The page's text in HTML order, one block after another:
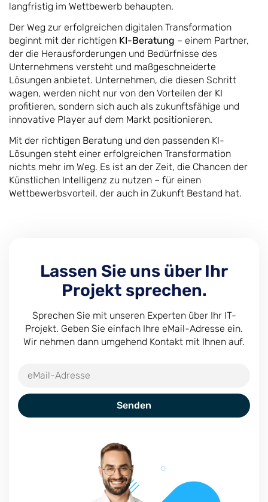
langfristig im Wettbewerb behaupten.
Der Weg zur erfolgreichen digitalen Transformation
beginnt mit der richtigen KI-Beratung – einem Partner,
der die Herausforderungen und Bedürfnisse des
Unternehmens versteht und maßgeschneiderte
Lösungen anbietet. Unternehmen, die diesen Schritt
wagen, werden nicht nur von den Vorteilen der KI
profitieren, sondern sich auch als zukunftsfähige und
innovative Player auf dem Markt positionieren.
Mit der richtigen Beratung und den passenden KI-
Lösungen steht einer erfolgreichen Transformation
nichts mehr im Weg. Es ist an der Zeit, die Chancen der
Künstlichen Intelligenz zu nutzen – für einen
Wettbewerbsvorteil, der auch in Zukunft Bestand hat.
Lassen Sie uns über Ihr
Projekt sprechen.
Sprechen Sie mit unseren Experten über Ihr IT-
Projekt. Geben Sie einfach Ihre eMail-Adresse ein.
Wir nehmen dann umgehend Kontakt mit Ihnen auf.
Senden